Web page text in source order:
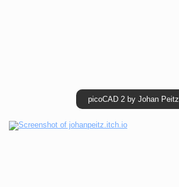
picoCAD 2 by Johan Peitz